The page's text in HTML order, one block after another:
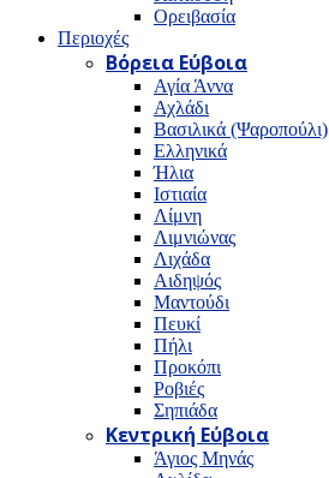
Ορειβασία
Περιοχές
Βόρεια Εύβοια
Αγία Άννα
Αχλάδι
Βασιλικά (Ψαροπούλι)
Ελληνικά
Ήλια
Ιστιαία
Λίμνη
Λιμνιώνας
Λιχάδα
Αιδηψός
Μαντούδι
Πευκί
Πήλι
Προκόπι
Ροβιές
Σηπιάδα
Κεντρική Εύβοια
Άγιος Μηνάς